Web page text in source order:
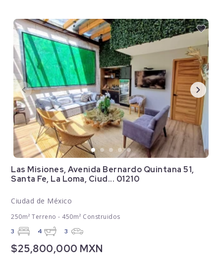
Las Misiones, Avenida Bernardo Quintana 51,
Santa Fe, La Loma, Ciud... 01210
Ciudad de México
250m² Terreno - 450m² Construidos
3 4 3
$25,800,000 MXN